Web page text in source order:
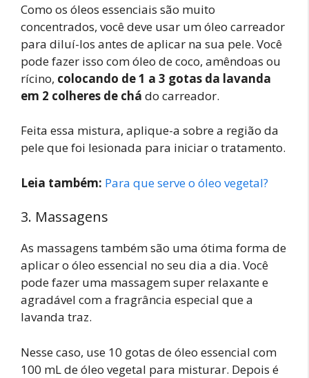
Como os óleos essenciais são muito
concentrados, você deve usar um óleo carreador
para diluí-los antes de aplicar na sua pele. Você
pode fazer isso com óleo de coco, amêndoas ou
rícino, colocando de 1 a 3 gotas da lavanda
em 2 colheres de chá do carreador.
Feita essa mistura, aplique-a sobre a região da
pele que foi lesionada para iniciar o tratamento.
Leia também: Para que serve o óleo vegetal?
3. Massagens
As massagens também são uma ótima forma de
aplicar o óleo essencial no seu dia a dia. Você
pode fazer uma massagem super relaxante e
agradável com a fragrância especial que a
lavanda traz.
Nesse caso, use 10 gotas de óleo essencial com
100 mL de óleo vegetal para misturar. Depois é